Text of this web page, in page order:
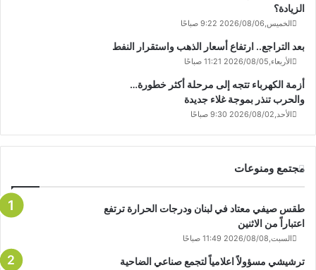
الزيادة؟
الخميس,2026/08/06 9:22 صباحًا
بعد التراجع.. ارتفاع أسعار الذهب واستقرار النفط
الأربعاء,2026/08/05 11:21 صباحًا
أزمة الكهرباء تتجه إلى مرحلة أكثر خطورة…
والحرب تنذر بموجة غلاء جديدة
الأحد,2026/08/02 9:30 صباحًا
مجتمع ومنوعات
طقس صيفي معتاد في لبنان ودرجات الحرارة ترتفع
اعتباراً من الاثنين
السبت,2026/08/08 11:49 صباحًا
ترشيشي مسؤولاً اعلامياً لتجمع صناعي الضاحية